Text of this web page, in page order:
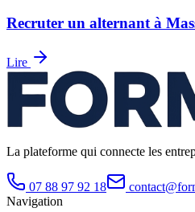
Recruter un alternant à
Lire
La plateforme qui connecte les
07 88 97 92 18
Navigation